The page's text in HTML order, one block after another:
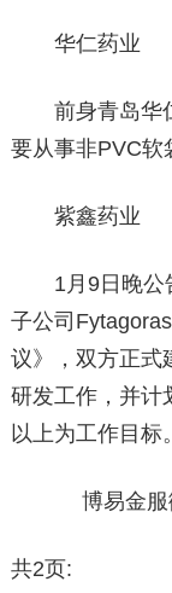
华仁药业
前身青岛华仁
要从事非PVC软
紫鑫药业
1月9日晚公告
子公司
议》，双方正式
研发工作，并计
以上为工作目标。
博易金服微
共2页: